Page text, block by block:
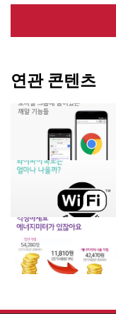
연관 콘텐츠